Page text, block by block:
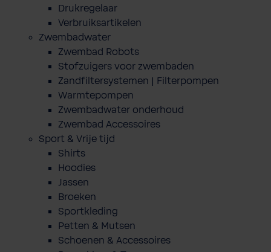
Drukregelaar
Verbruiksartikelen
Zwembadwater
Zwembad Robots
Stofzuigers voor zwembaden
Zandfiltersystemen | Filterpompen
Warmtepompen
Zwembadwater onderhoud
Zwembad Accessoires
Sport & Vrije tijd
Shirts
Hoodies
Jassen
Broeken
Sportkleding
Petten & Mutsen
Schoenen & Accessoires